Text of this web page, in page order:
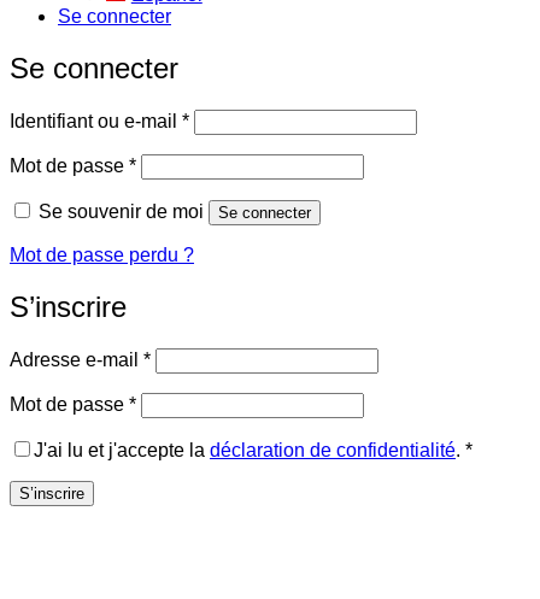
Se connecter
Se connecter
Identifiant ou e-mail *Obligatoire
Mot de passe *Obligatoire
Se souvenir de moi Se connecter
Mot de passe perdu ?
S’inscrire
Adresse e-mail *Obligatoire
Mot de passe *Obligatoire
J'ai lu et j'accepte la déclaration de confidentialité. *
S’inscrire